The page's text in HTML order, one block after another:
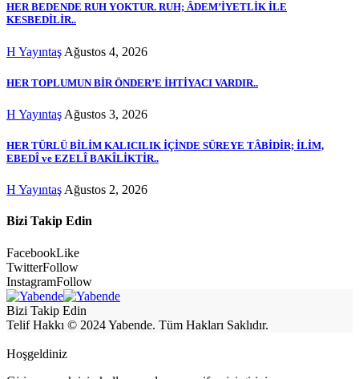
HER BEDENDE RUH YOKTUR. RUH; ÂDEM’İYETLİK İLE
KESBEDİLİR..
H Yayıntaş Ağustos 4, 2026
HER TOPLUMUN BİR ÖNDER’E İHTİYACI VARDIR..
H Yayıntaş Ağustos 3, 2026
HER TÜRLÜ BİLİM KALICILIK İÇİNDE SÜREYE TÂBİDİR; İLİM,
EBEDÎ ve EZELÎ BAKÎLİKTİR..
H Yayıntaş Ağustos 2, 2026
Bizi Takip Edin
FacebookLike
TwitterFollow
InstagramFollow
Bizi Takip Edin
Telif Hakkı © 2024 Yabende. Tüm Hakları Saklıdır.
Hoşgeldiniz